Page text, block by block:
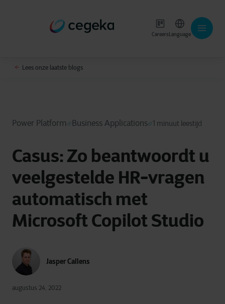
CareersLanguage
Lees onze laatste blogs
Power Platform Business Applications 1 minuut leestijd
Casus: Zo beantwoordt u
veelgestelde HR-vragen
automatisch met
Microsoft Copilot Studio
Jasper Callens
augustus 24, 2022